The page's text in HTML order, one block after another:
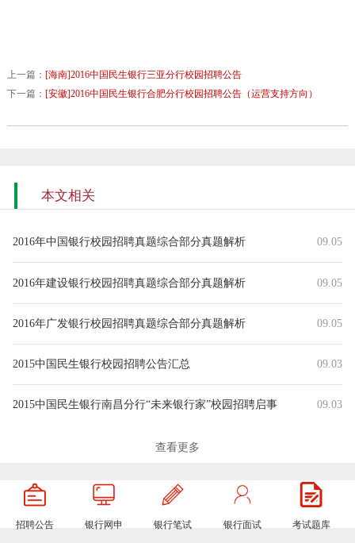
上一篇： [海南]2016中国民生银行三亚分行校园招聘公告
下一篇： [安徽]2016中国民生银行合肥分行校园招聘公告（运营支持方向）
本文相关
2016年中国银行校园招聘真题综合部分真题解析 09.05
2016年建设银行校园招聘真题综合部分真题解析 09.05
2016年广发银行校园招聘真题综合部分真题解析 09.05
2015中国民生银行校园招聘公告汇总 09.03
2015中国民生银行南昌分行“未来银行家”校园招聘启事 09.03
2015中国民生银行贸易金融事业部南昌分部“未来银行家”校园招聘启事
2015中国民生银行济南分行“未来银行家”校园招聘启事 09.03
2015中国民生银行青岛分行“未来银行家”校园招聘启事 09.03
查看更多
招聘公告 银行网申 银行笔试 银行面试 考试题库